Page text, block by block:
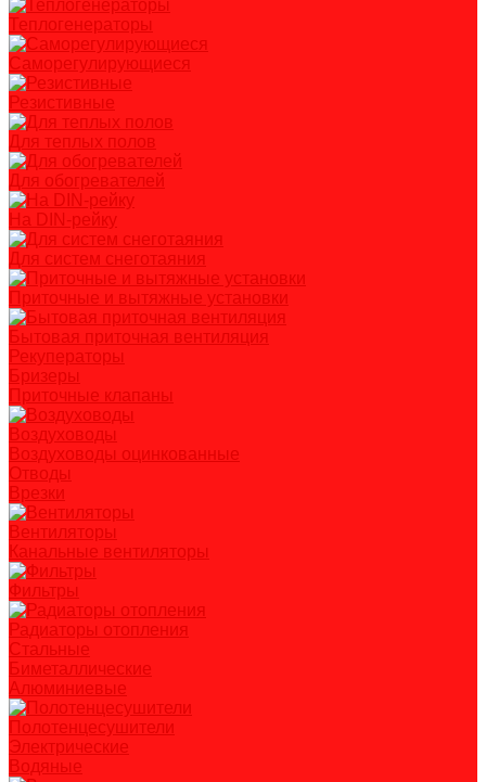
Теплогенераторы
Саморегулирующиеся
Резистивные
Для теплых полов
Для обогревателей
На DIN-рейку
Для систем снеготаяния
Приточные и вытяжные установки
Бытовая приточная вентиляция
Рекуператоры
Бризеры
Приточные клапаны
Воздуховоды
Воздуховоды оцинкованные
Отводы
Врезки
Вентиляторы
Канальные вентиляторы
Фильтры
Радиаторы отопления
Стальные
Биметаллические
Алюминиевые
Полотенцесушители
Электрические
Водяные